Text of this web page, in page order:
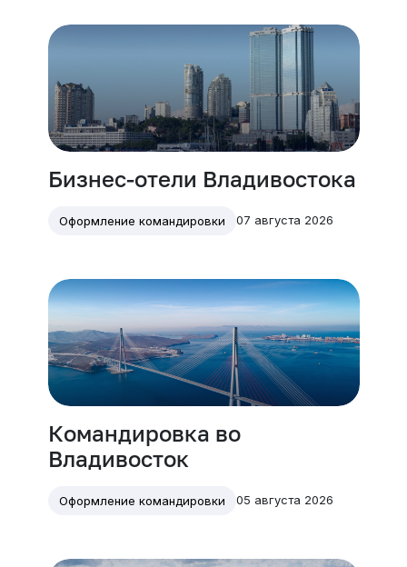
Бизнес-отели Владивостока
Оформление командировки 07 августа 2026
Командировка во
Владивосток
Оформление командировки 05 августа 2026